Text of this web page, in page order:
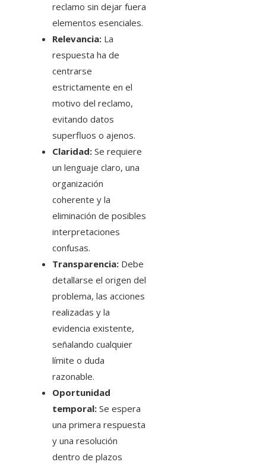
reclamo sin dejar fuera
elementos esenciales.
Relevancia: La
respuesta ha de
centrarse
estrictamente en el
motivo del reclamo,
evitando datos
superfluos o ajenos.
Claridad: Se requiere
un lenguaje claro, una
organización
coherente y la
eliminación de posibles
interpretaciones
confusas.
Transparencia: Debe
detallarse el origen del
problema, las acciones
realizadas y la
evidencia existente,
señalando cualquier
límite o duda
razonable.
Oportunidad
temporal: Se espera
una primera respuesta
y una resolución
dentro de plazos